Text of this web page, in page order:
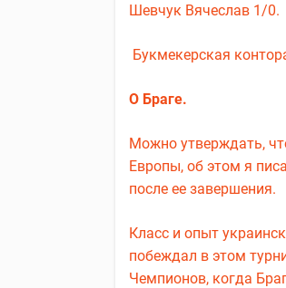
Шевчук Вячеслав 1/0.
Букмекерская
О Браге.
Можно утверждать,
Европы, об этом я
после ее завершения.
Класс и опыт
побеждал в этом
Чемпионов, когда